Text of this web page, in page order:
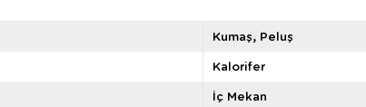
Kumaş Peluş
Kalorifer
İç Mekan